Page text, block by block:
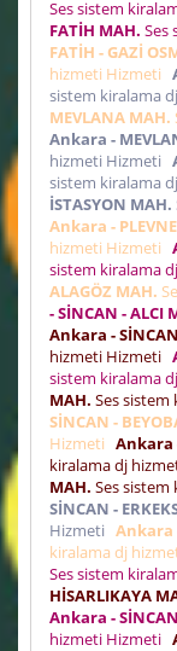
Ses sistem
FATİH MAH. Ses
FATİH - GAZİ
hizmeti Hizmeti
sistem kiralama
MEVLANA MAH.
Ankara -
hizmeti Hizmeti
sistem kiralama
İSTASYON MAH.
Ankara -
hizmeti Hizmeti
sistem kiralama
ALAGÖZ MAH.
- SİNCAN - ALCI
Ankara -
hizmeti Hizmeti
sistem kiralama
MAH. Ses
SİNCAN -
Hizmeti Ankara
kiralama dj
MAH. Ses
SİNCAN -
Hizmeti Ankara
kiralama dj
Ses sistem
HİSARLIKAYA
Ankara -
hizmeti Hizmeti